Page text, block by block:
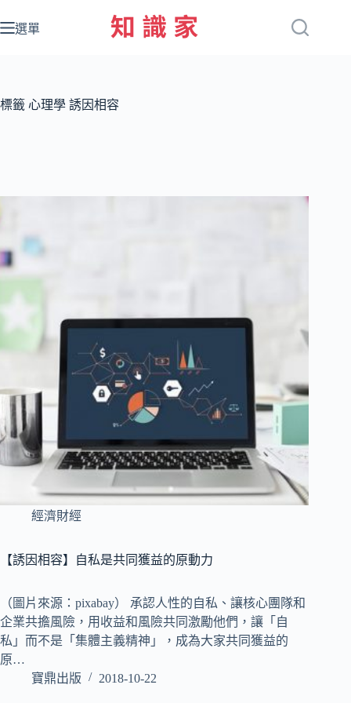
至
容
選單
標籤 心理學 誘因相容
經濟財經
【誘因相容】自私是共同獲益的原動力
（圖片來源：pixabay） 承認人性的自私、讓核心團隊和
企業共擔風險，用收益和風險共同激勵他們，讓「自
私」而不是「集體主義精神」，成為大家共同獲益的
原…
寶鼎出版
2018-10-22